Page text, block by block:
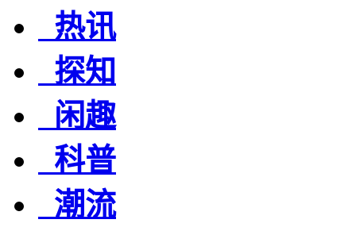
热讯
探知
闲趣
科普
潮流